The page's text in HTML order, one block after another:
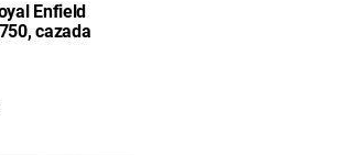
Enfield
cazada